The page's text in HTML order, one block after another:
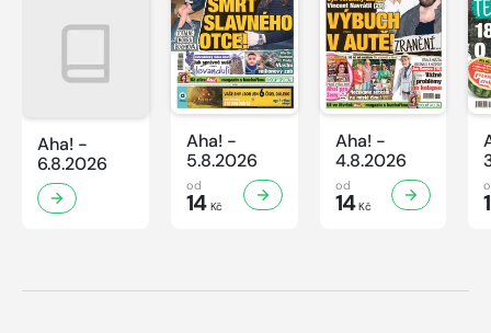
Aha! -
6.8.2026
Aha! -
5.8.2026
od
14Kč
Aha! -
4.8.2026
od
14Kč